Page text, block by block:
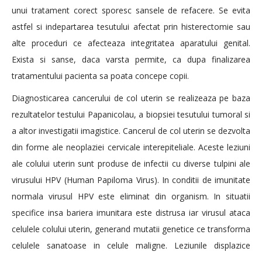
unui tratament corect sporesc sansele de refacere. Se evita
astfel si indepartarea tesutului afectat prin histerectomie sau
alte proceduri ce afecteaza integritatea aparatului genital.
Exista si sanse, daca varsta permite, ca dupa finalizarea
tratamentului pacienta sa poata concepe copii.
Diagnosticarea cancerului de col uterin se realizeaza pe baza
rezultatelor testului Papanicolau, a biopsiei tesutului tumoral si
a altor investigatii imagistice. Cancerul de col uterin se dezvolta
din forme ale neoplaziei cervicale interepiteliale. Aceste leziuni
ale colului uterin sunt produse de infectii cu diverse tulpini ale
virusului HPV (Human Papiloma Virus). In conditii de imunitate
normala virusul HPV este eliminat din organism. In situatii
specifice insa bariera imunitara este distrusa iar virusul ataca
celulele colului uterin, generand mutatii genetice ce transforma
celulele sanatoase in celule maligne. Leziunile displazice